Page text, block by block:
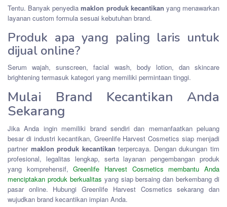
Tentu. Banyak penyediamaklon produk kecantikan yang menawarkan
layanan custom formula sesuai kebutuhan brand.
Produk apa yang paling laris untuk
dijual online?
Serum wajah, sunscreen, facial wash, body lotion, dan skincare
brightening termasuk kategori yang memiliki permintaan tinggi.
Mulai Brand Kecantikan Anda
Sekarang
Jika Anda ingin memiliki brand sendiri dan memanfaatkan peluang
besar di industri kecantikan, Greenlife Harvest Cosmetics siap menjadi
partner maklon produk kecantikan terpercaya. Dengan dukungan tim
profesional, legalitas lengkap, serta layanan pengembangan produk
yang komprehensif,Greenlife Harvest Cosmetics membantu Anda
menciptakan produk berkualitas yang siap bersaing dan berkembang di
pasar online. Hubungi Greenlife Harvest Cosmetics sekarang dan
wujudkan brand kecantikan impian Anda.